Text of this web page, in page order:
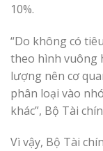
10%.
“Do không có
theo hình vuông
lượng nên cơ
phân loại vào
khác”, Bộ Tài
Vì vậy, Bộ Tài